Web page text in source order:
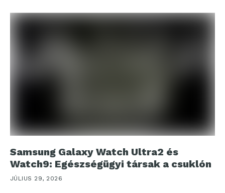
Samsung Galaxy Watch Ultra2 és
Watch9: Egészségügyi társak a csuklón
JÚLIUS 29, 2026